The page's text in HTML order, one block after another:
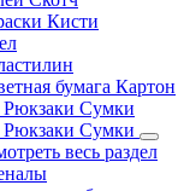
Кисти
бумага Картон
Сумки
Сумки
весь раздел